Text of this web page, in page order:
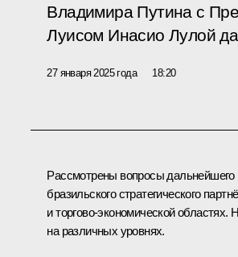
Владимира Путина с
Луисом Инасио Лулой
27 января 2025 года 18:20
Рассмотрены вопросы дальнейшего
бразильского стратегического
и торгово-экономической областях.
на различных уровнях.